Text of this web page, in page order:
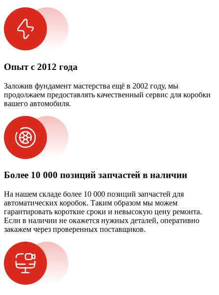
Опыт с 2012 года
Заложив фундамент мастерства ещё в 2002 году, мы
продолжаем предоставлять качественный сервис для коробки
вашего автомобиля.
Более 10 000 позиций запчастей в наличии
На нашем складе более 10 000 позиций запчастей для
автоматических коробок. Таким образом мы можем
гарантировать короткие сроки и невысокую цену ремонта.
Если в наличии не окажется нужных деталей, оперативно
закажем через проверенных поставщиков.